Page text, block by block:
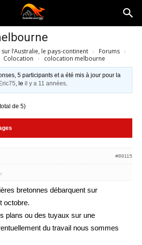
l’Australie, le pays-continent › Forums ›
Colocation › colocation melbourne
5 participants et a été mis à jour pour la
Eric75, leil y a 11 années.
de 5)
#89115
bretonnes débarquent sur
octobre.
plans ou des tuyaux sur une
du travail nous sommes